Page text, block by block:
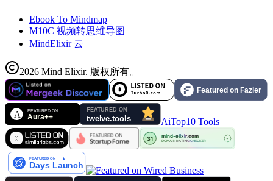
Ebook To Mindmap
M10C 视频转思维导图
MindElixir 云
2026 Mind Elixir. 版权所有。
AiTop10 Tools